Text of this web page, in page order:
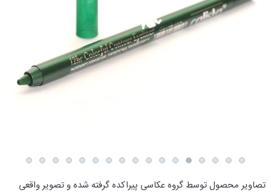
تصاویر محصول توسط گروه عکاسی پیراکده گرفته شده و تصویر واقعی